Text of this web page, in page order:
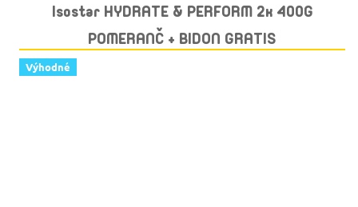
Isostar HYDRATE & PERFORM 2x 400G
POMERANČ + BIDON GRATIS
Výhodné